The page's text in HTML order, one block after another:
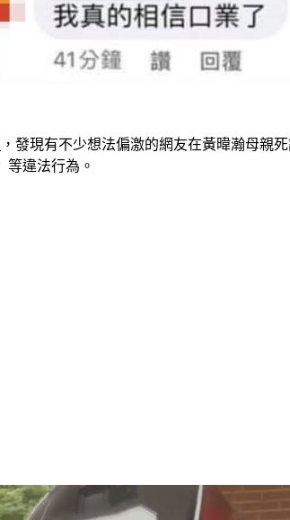
，發現有不少想法偏激的網友在黃暐瀚母親
違法行為。